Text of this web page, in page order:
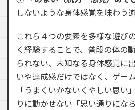
しないような身体感覚を味わう遊
これら４つの要素を多様な遊び
く経験することで、普段の体の
られない、未知なる身体感覚に
いや達成感だけではなく、ゲー
「うまくいかないくやしい思い
りに動かせない「思い通りにな